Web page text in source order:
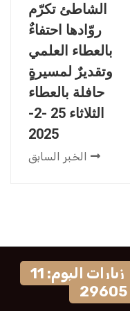
الشاطئ تكرّم
روّادها احتفاءٌ
بالعطاء العلمي
وتقديرٌ لمسيرةٍ
حافلة بالعطاء
الثلاثاء 25 -2-
2025
الخبر السابق
زيارات اليوم: 11